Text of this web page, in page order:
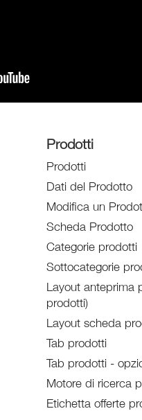
Prodotti
Prodotti
Dati del Prodotto
Modifica un
Scheda Prodotto
Categorie prodotti
Sottocategorie
Layout anteprima
prodotti)
Layout scheda
Tab prodotti
Tab prodotti -
Motore di ricerca
Etichetta offerte